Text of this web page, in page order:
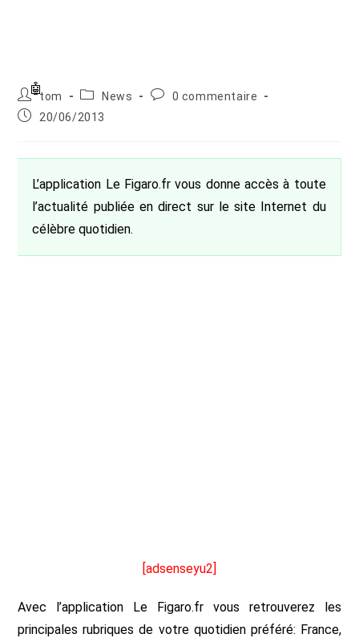
Auteur/autrice
de
la
tom
PostNews
Commentaires
0 commentaire
Publication
20/06/2013
L’application Le Figaro.fr vous donne accès à toute
l’actualité publiée en direct sur le site Internet du
célèbre quotidien.
[adsenseyu2]
Avec l’application Le Figaro.fr vous retrouverez les
principales rubriques de votre quotidien préféré: France,